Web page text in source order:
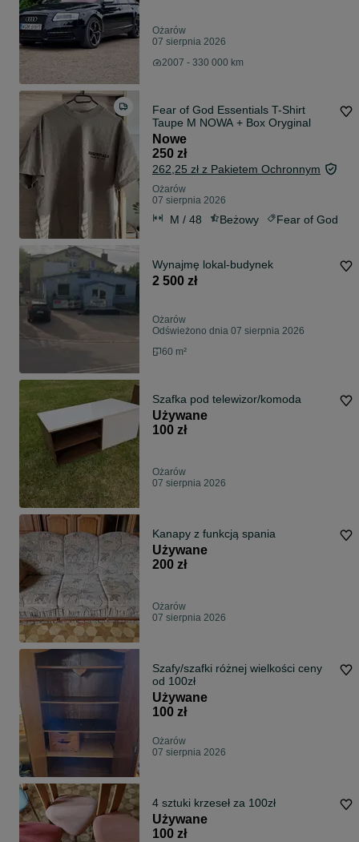
Ożarów
07 sierpnia 2026
2007 - 330 000 km
Fear of God Essentials T-Shirt
Taupe M NOWA + Box Oryginal
Nowe
250 zł
262,25 zł z Pakietem Ochronnym
Ożarów
07 sierpnia 2026
M / 48 Beżowy Fear of God
Wynajmę lokal-budynek
2 500 zł
Ożarów
Odświeżono dnia 07 sierpnia 2026
60 m²
Szafka pod telewizor/komoda
Używane
100 zł
Ożarów
07 sierpnia 2026
Kanapy z funkcją spania
Używane
200 zł
Ożarów
07 sierpnia 2026
Szafy/szafki różnej wielkości ceny
od 100zł
Używane
100 zł
Ożarów
07 sierpnia 2026
4 sztuki krzeseł za 100zł
Używane
100 zł